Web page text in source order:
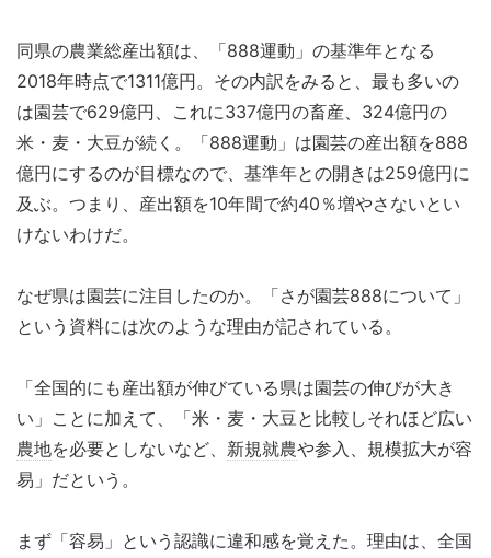
同県の農業総産出額は、「888運動」の基準年となる
2018年時点で1311億円。その内訳をみると、最も多いの
は園芸で629億円、これに337億円の畜産、324億円の
米・麦・大豆が続く。「888運動」は園芸の産出額を888
億円にするのが目標なので、基準年との開きは259億円に
及ぶ。つまり、産出額を10年間で約40％増やさないとい
けないわけだ。
なぜ県は園芸に注目したのか。「さが園芸888について」
という資料には次のような理由が記されている。
「全国的にも産出額が伸びている県は園芸の伸びが大き
い」ことに加えて、「米・麦・大豆と比較しそれほど広い
農地を必要としないなど、 新規就農や参入、規模拡大が容
易」だという。
まず「容易」という認識に違和感を覚えた。理由は、全国